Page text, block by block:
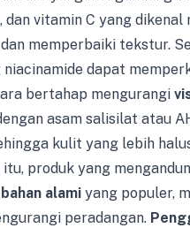
vitamin C yang dikenal
dan memperbaiki tekstur.
dapat
bertahap mengurangi
asam salisilat atau
kulit yang lebih
produk yang
bahan alami yang populer,
peradangan.